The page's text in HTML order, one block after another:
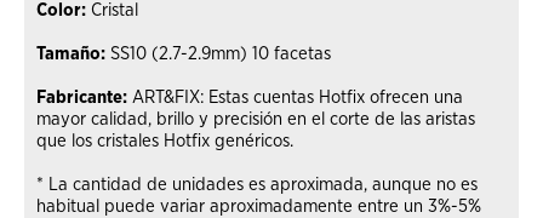
Color:Cristal
Tamaño:SS10 (2.7-2.9mm) 10 facetas
Fabricante:ART&FIX: Estas cuentas Hotfix ofrecen una
mayor calidad, brillo y precisión en el corte de las aristas
que los cristales Hotfix genéricos.
* La cantidad de unidades es aproximada, aunque no es
habitual puede variar aproximadamente entre un 3%-5%